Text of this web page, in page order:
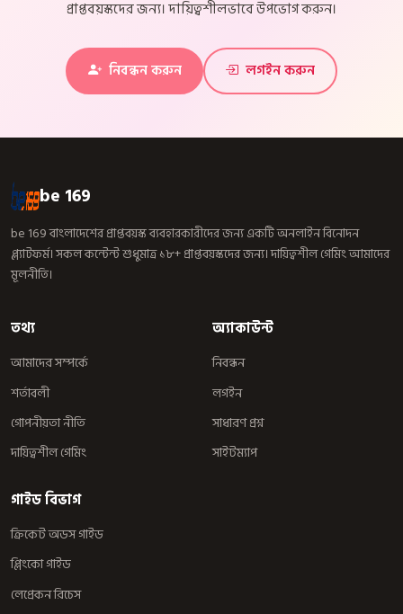
প্রাপ্তবয়স্কদের জন্য। দায়িত্বশীলভাবে উপভোগ করুন।
নিবন্ধন করুন লগইন করুন
be 169
be 169 বাংলাদেশের প্রাপ্তবয়স্ক ব্যবহারকারীদের জন্য একটি অনলাইন বিনোদন
প্ল্যাটফর্ম। সকল কন্টেন্ট শুধুমাত্র ১৮+ প্রাপ্তবয়স্কদের জন্য। দায়িত্বশীল গেমিং আমাদের
মূলনীতি।
তথ্য
আমাদের সম্পর্কে
শর্তাবলী
গোপনীয়তা নীতি
দায়িত্বশীল গেমিং
অ্যাকাউন্ট
নিবন্ধন
লগইন
সাধারণ প্রশ্ন
সাইটম্যাপ
গাইড বিভাগ
ক্রিকেট অডস গাইড
প্লিংকো গাইড
লেপ্রেকন রিচেস